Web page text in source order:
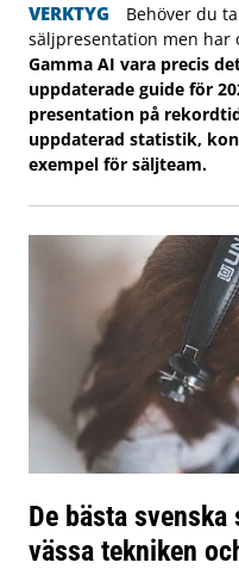
VERKTYG
Behöver du
säljpresentation men har
Gamma AI vara precis
uppdaterade guide för
presentation på
uppdaterad statistik,
exempel för säljteam.
De bästa
vässa tekniken